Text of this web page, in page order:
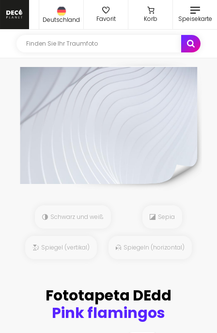
Deutschland Favorit Korb Speisekarte
Schwarz und weiß Sepia
Spiegel (vertikal) Spiegeln (horizontal)
Fototapeta DEdd
Pink flamingos